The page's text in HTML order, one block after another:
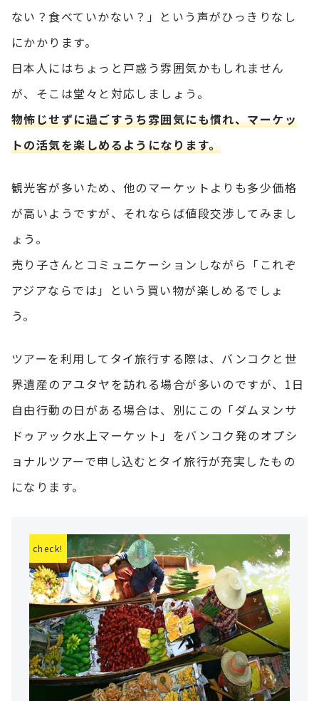
ない？食べていかない？」という声がひっきりなし
にかかります。
日本人にはちょっと戸惑う雰囲気かもしれません
が、そこは堂々と対応しましょう。
物怖じせずに過ごすうち雰囲気にも慣れ、マーケッ
トの活気を楽しめるようになります。
観光客が多いため、他のマーケットよりも多少価格
が高いようですが、それならば値段交渉してみまし
ょう。
売り子さんとコミュニケーションしながら「これぞ
アジアならでは」という買い物が楽しめるでしょ
う。
ツアーを利用してタイ旅行する際は、バンコクと世
界遺産のアユタヤを訪れる場合が多いのですが、1日
自由行動の日がある場合は、別にこの「ダムヌンサ
ドゥアック水上マーケット」をバンコク発のオプシ
ョナルツアーで申し込むとタイ旅行が充実したもの
になります。